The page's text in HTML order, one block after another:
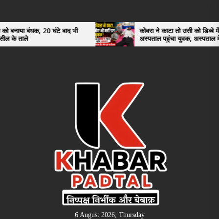
the
content
घंटे बाद भी
कोबरा ने काटा तो उसी को डिब्बे में बंद कर
अस्पताल पहुंचा युवक, अस्पताल में देखकर डॉक्टर
भी रह गए हैरान
6 August 2026, Thursday